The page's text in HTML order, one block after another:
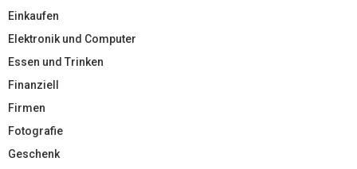
Einkaufen
Elektronik und Computer
Essen und Trinken
Finanziell
Firmen
Fotografie
Geschenk